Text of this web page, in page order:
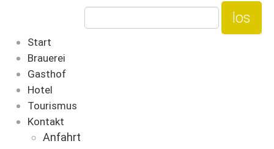
Start
Brauerei
Gasthof
Hotel
Tourismus
Kontakt
Anfahrt